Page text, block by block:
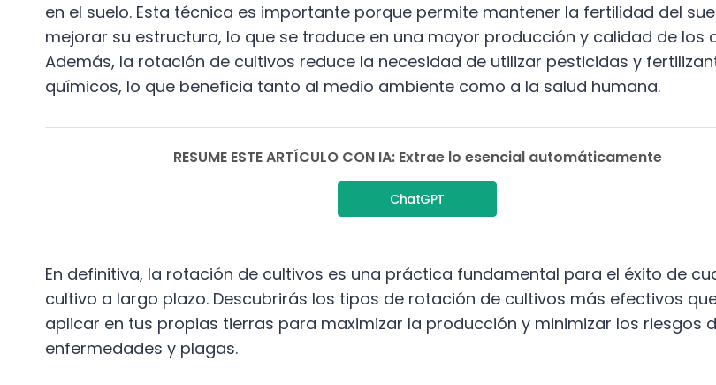
en el suelo. Esta técnica es importante porque permite mantener la fertilidad del
mejorar su estructura, lo que se traduce en una mayor producción y calidad de los
Además, la rotación de cultivos reduce la necesidad de utilizar pesticidas y
químicos, lo que beneficia tanto al medio ambiente como a la salud humana.
RESUME ESTE ARTÍCULO CON IA: Extrae lo esencial automáticamente
ChatGPT
En definitiva, la rotación de cultivos es una práctica fundamental para el éxito de
cultivo a largo plazo. Descubrirás los tipos de rotación de cultivos más efectivos
aplicar en tus propias tierras para maximizar la producción y minimizar los riesgos
enfermedades y plagas.